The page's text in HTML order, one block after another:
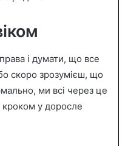
і думати, що все
скоро зрозумієш, що
ми всі через це
у доросле